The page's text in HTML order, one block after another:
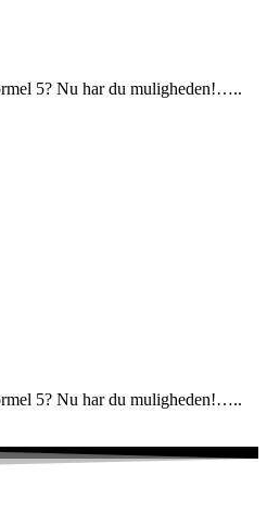
5? Nu har du muligheden!…..
5? Nu har du muligheden!…..